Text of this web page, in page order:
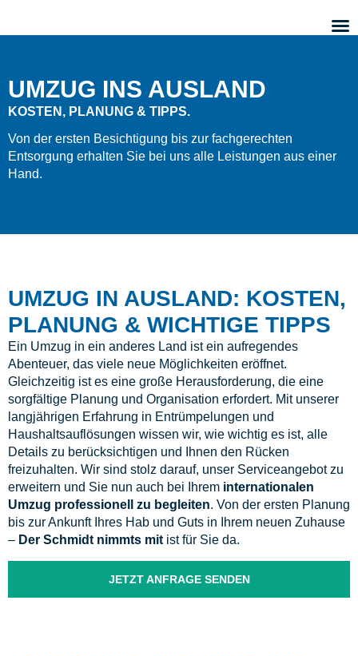
UMZUG INS AUSLAND
KOSTEN, PLANUNG & TIPPS.
Von der ersten Besichtigung bis zur fachgerechten
Entsorgung erhalten Sie bei uns alle Leistungen aus einer
Hand.
UMZUG IN AUSLAND: KOSTEN,
PLANUNG & WICHTIGE TIPPS
Ein Umzug in ein anderes Land ist ein aufregendes
Abenteuer, das viele neue Möglichkeiten eröffnet.
Gleichzeitig ist es eine große Herausforderung, die eine
sorgfältige Planung und Organisation erfordert. Mit unserer
langjährigen Erfahrung in Entrümpelungen und
Haushaltsauflösungen wissen wir, wie wichtig es ist, alle
Details zu berücksichtigen und Ihnen den Rücken
freizuhalten. Wir sind stolz darauf, unser Serviceangebot zu
erweitern und Sie nun auch bei Ihrem internationalen
Umzug professionell zu begleiten. Von der ersten Planung
bis zur Ankunft Ihres Hab und Guts in Ihrem neuen Zuhause
– Der Schmidt nimmts mit ist für Sie da.
JETZT ANFRAGE SENDEN